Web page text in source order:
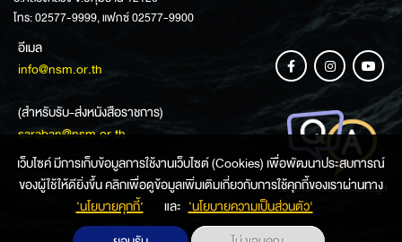
โทร: 02577-9999, แฟกซ์ 02577-9900
อีเมล
info@nsm.or.th
(สำหรับรับ-ส่งหนังสือราชการ)
saraban@nsm.or.th
ช่องทางการสอบถามข้อมูล
เว็บไซค์ มีการเก็บข้อมูลการใช้งานเว็บไซต์ (Cookies) เพื่อพัฒนาประสบการณ์
ของผู้ใช้ให้ดียิ่งขึ้น คลิกเพื่อดูข้อมูลเพิ่มเติมเกี่ยวกับการใช้คุกกี้ของเราผ่านทาง
‘นโยบายคุกกี้’
และ ‘นโยบายความเป็นส่วนตัว'